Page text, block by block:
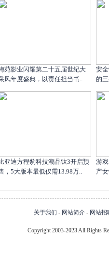
苑影业闪耀第二十五届世纪大
风年度盛典，以责任担当书..
安
的
亚迪方程豹科技潮品钛3开启预
，5大版本最低仅需13.98万..
游
产
关于我们 - 网站简介 - 网站招
Copyright 2003-2023 All Rights